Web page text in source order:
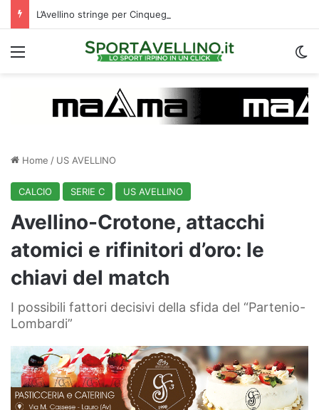
Menu
Home / US AVELLINO
CALCIO SERIE C US AVELLINO
Avellino-Crotone, attacchi
atomici e rifinitori d’oro: le
chiavi del match
I possibili fattori decisivi della sfida del “Partenio-
Lombardi”